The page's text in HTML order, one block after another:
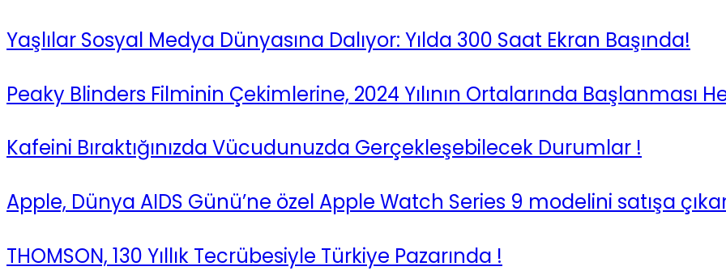
Yaşlılar Sosyal Medya Dünyasına Dalıyor: Yılda 300 Saat Ekran Başında!
Peaky Blinders Filminin Çekimlerine, 2024 Yılının Ortalarında Başlanması
Kafeini Bıraktığınızda Vücudunuzda Gerçekleşebilecek Durumlar !
Apple, Dünya AIDS Günü’ne özel Apple Watch Series 9 modelini satışa
THOMSON, 130 Yıllık Tecrübesiyle Türkiye Pazarında !